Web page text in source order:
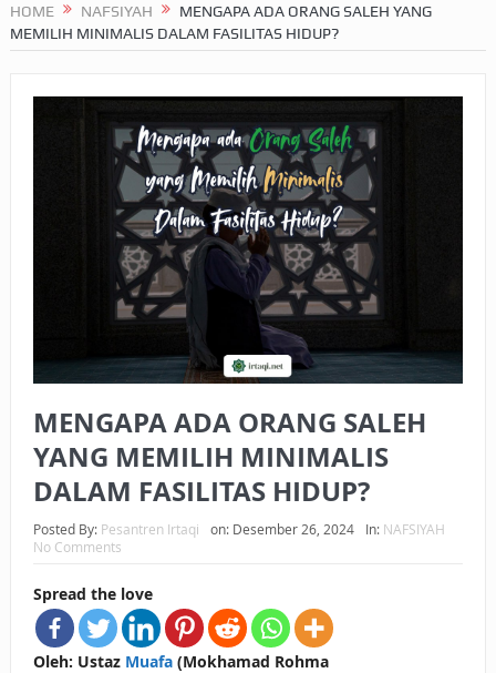
MIMPI YANG DIABAIKAN MENJELANG PERANG BADAR
SEBELUM TIBA SAAT WAJIB?
HAKIKAT NIKMAT DI DUNIA!
BAGAIMANA CARA MEMBAYAR ZAKAT UANG?
UANG HARAM BISA MENJADI HALAL JIKA SEBAB
KEPEMILIKANNYA BERUBAH
ISTIDLAL BATIL VS ISTIDLAL SYAR’I
BAHASA CINTA KARENA ALLAH
HUKUM MEMBAYAR ZAKAT DENGAN CARA MENGANGSUR
HUKUM MEMBAYAR ZAKAT KEPADA KERABAT SENDIRI
HOME NAFSIYAH
MENGAPA ADA ORANG SALEH YANG
MEMILIH MINIMALIS DALAM FASILITAS HIDUP?
MENGAPA ADA ORANG SALEH
YANG MEMILIH MINIMALIS
DALAM FASILITAS HIDUP?
Posted By: Pesantren Irtaqi on: Desember 26, 2024 In: NAFSIYAH
No Comments
Spread the love
Oleh: Ustaz Muafa(Mokhamad Rohma